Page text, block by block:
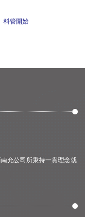
料管開始
允公司所秉持一貫理念就